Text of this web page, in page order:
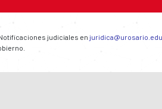
judiciales en